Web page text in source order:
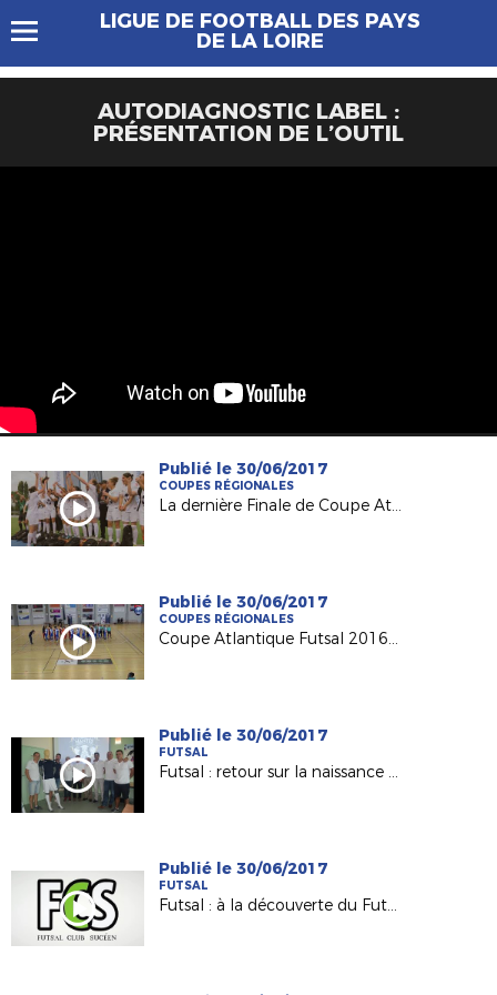
LIGUE DE FOOTBALL DES PAYS
DE LA LOIRE
AUTODIAGNOSTIC LABEL :
PRÉSENTATION DE L’OUTIL
Publié le 30/06/2017
COUPES RÉGIONALES
La dernière Finale de Coupe Atlantique Féminine Crédit-Mutuel !
Publié le 30/06/2017
COUPES RÉGIONALES
Coupe Atlantique Futsal 2016-2017 : revivez la finale remportée par Saint Herblain Pépite FC
Publié le 30/06/2017
FUTSAL
Futsal : retour sur la naissance du Nantes Métropole Futsal (D1)
Publié le 30/06/2017
FUTSAL
Futsal : à la découverte du Futsal Club Sucéen (Sucé sur Erdre)